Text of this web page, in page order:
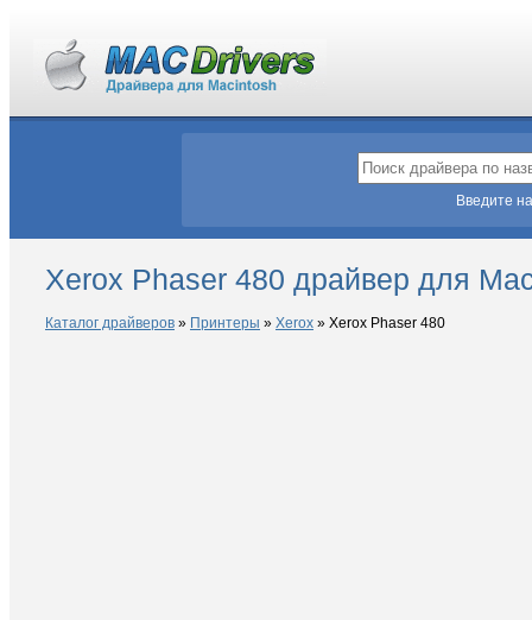
Введите
Xerox Phaser 480 драйвер для
Каталог драйверов » Принтеры » Xerox » Xerox Phaser 480